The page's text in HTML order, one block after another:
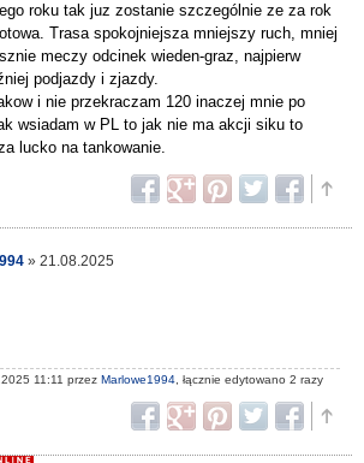
roku tak juz zostanie szczególnie ze za rok
Trasa spokojniejsza mniejszy ruch, mniej
meczy odcinek wieden-graz, najpierw
podjazdy i zjazdy.
i nie przekraczam 120 inaczej mnie po
wsiadam w PL to jak nie ma akcji siku to
lucko na tankowanie.
» 21.08.2025
11:11 przez Marlowe1994 , łącznie edytowano 2 razy